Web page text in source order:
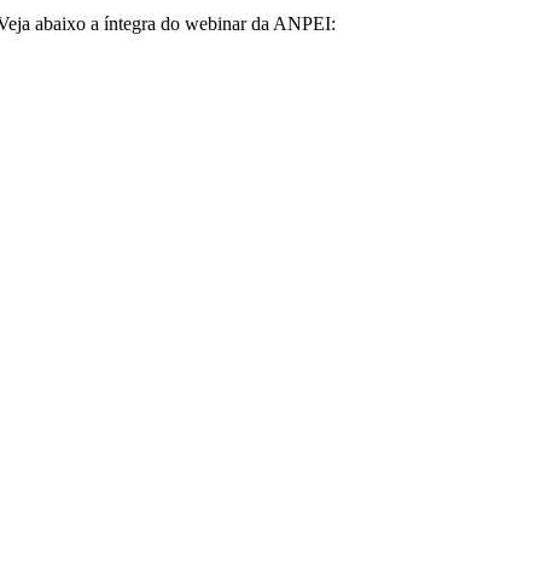
abaixo a íntegra do webinar da ANPEI: